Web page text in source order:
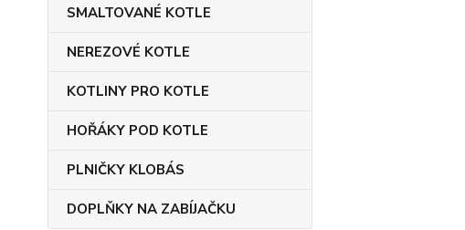
SMALTOVANÉ KOTLE
NEREZOVÉ KOTLE
KOTLINY PRO KOTLE
HOŘÁKY POD KOTLE
PLNIČKY KLOBÁS
DOPLŇKY NA ZABÍJAČKU